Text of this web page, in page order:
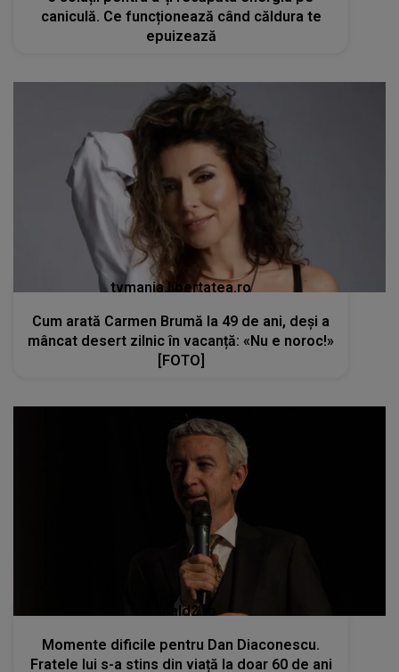
caniculă. Ce funcționează când căldura te
epuizează
tvmania.libertatea.ro
Cum arată Carmen Brumă la 49 de ani, deși a
mâncat desert zilnic în vacanță: «Nu e noroc!»
[FOTO]
kanald2.ro
Momente dificile pentru Dan Diaconescu.
Fratele lui s-a stins din viață la doar 60 de ani